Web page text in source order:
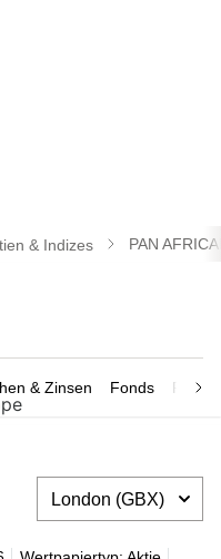
& Indizes PAN
& Zinsen Fonds